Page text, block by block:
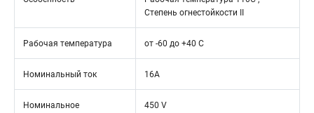
Степень огнестойкости II
Рабочая температура от -60 до +40 С
Номинальный ток 16А
Номинальное
450 V